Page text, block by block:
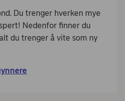
Du trenger hverken mye
Nedenfor finner du
du trenger å vite som ny